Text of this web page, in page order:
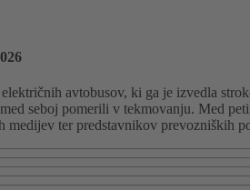
avtobusov, ki ga je izvedla
seboj pomerili v tekmovanju. Med
medijev ter predstavnikov prevozniških